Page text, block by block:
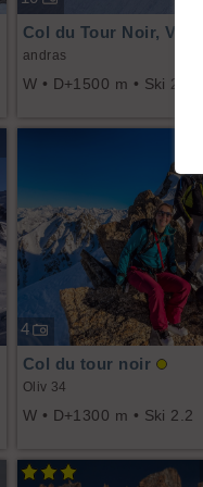
Col du Tour Noir,
andras
W • D+1500 m • Ski 2.2
4
Col du tour noir
Oliv 34
W • D+1300 m • Ski 2.2